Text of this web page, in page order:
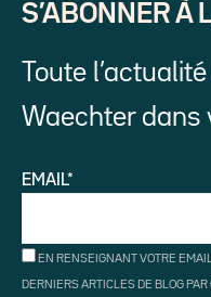
S’ABONNER À
Toute
Waechter dans
EMAIL*
EN RENSEIGNANT VOTRE
DERNIERS ARTICLES DE BLOG